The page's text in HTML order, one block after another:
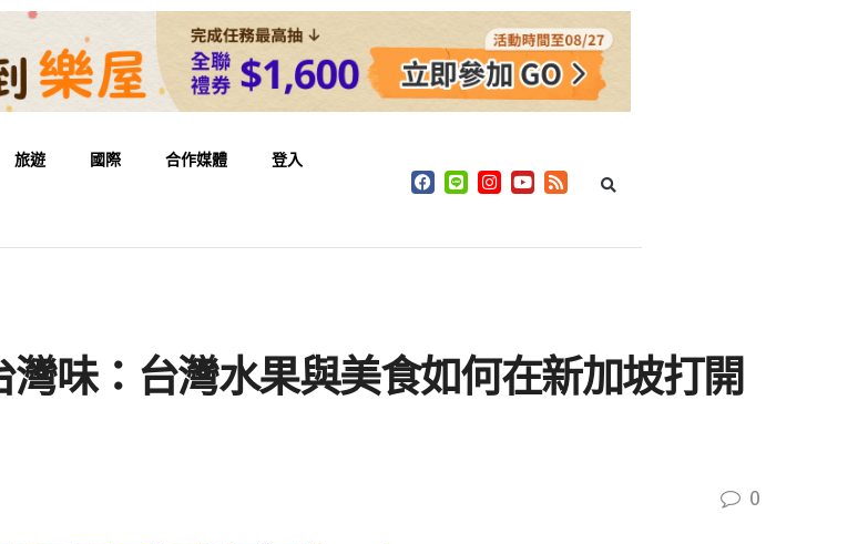
旅遊 國際 合作媒體 登入
味：台灣水果與美食如何在新加坡打開
0